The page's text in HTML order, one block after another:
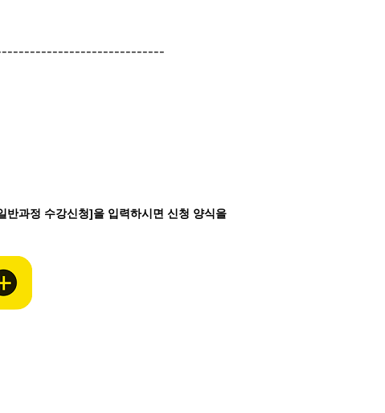
반과정 수강신청]을 입력하시면 신청 양식을